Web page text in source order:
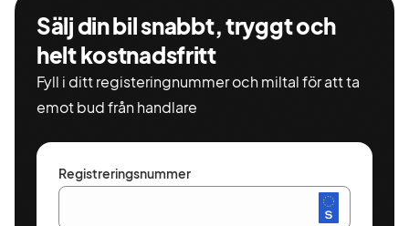
Sälj din bil snabbt, tryggt och
helt kostnadsfritt
Fyll i ditt registeringnummer och miltal för att ta
emot bud från handlare
Registreringsnummer